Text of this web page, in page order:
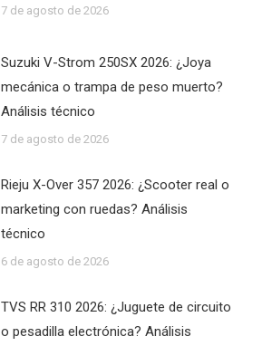
7 de agosto de 2026
Suzuki V-Strom 250SX 2026: ¿Joya
mecánica o trampa de peso muerto?
Análisis técnico
7 de agosto de 2026
Rieju X-Over 357 2026: ¿Scooter real o
marketing con ruedas? Análisis
técnico
6 de agosto de 2026
TVS RR 310 2026: ¿Juguete de circuito
o pesadilla electrónica? Análisis